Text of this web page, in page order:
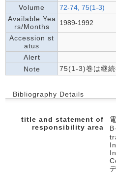
Volume
72-74, 75(1-3)
Available Yea
rs/Months
1989-1992
Accession st
atus
Alert
Note
75(1-3)巻は継
Bibliography Details
title and statement of
responsibility area